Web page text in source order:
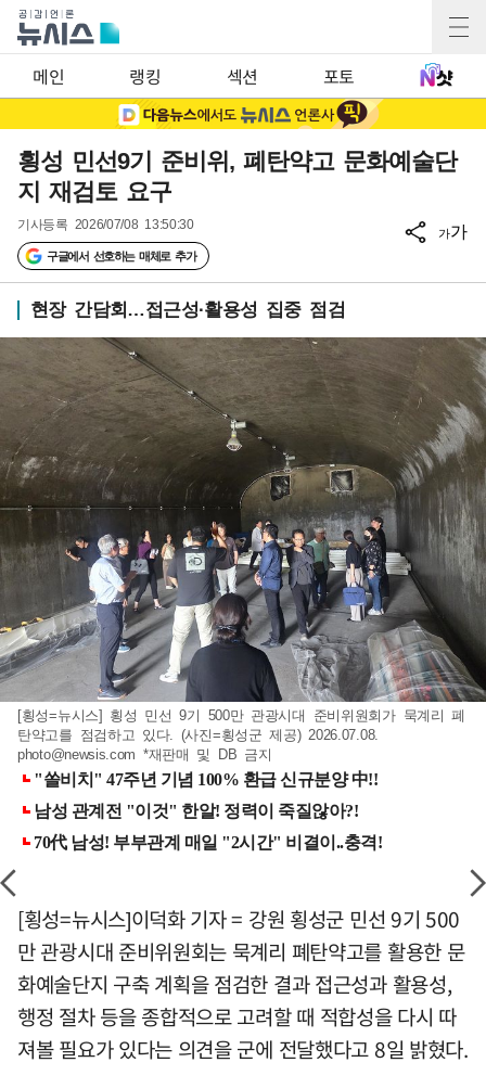
메인 랭킹 섹션 포토
횡성 민선9기 준비위, 폐탄약고 문화예술단
지 재검토 요구
기사등록 2026/07/08 13:50:30
구글에서 선호하는 매체로 추가
가가
현장 간담회…접근성·활용성 집중 점검
[횡성=뉴시스] 횡성 민선 9기 500만 관광시대 준비위원회가 묵계리 폐
탄약고를 점검하고 있다. (사진=횡성군 제공) 2026.07.08.
photo@newsis.com *재판매 및 DB 금지
[횡성=뉴시스]이덕화 기자 = 강원 횡성군 민선 9기 500
만 관광시대 준비위원회는 묵계리 폐탄약고를 활용한 문
화예술단지 구축 계획을 점검한 결과 접근성과 활용성,
행정 절차 등을 종합적으로 고려할 때 적합성을 다시 따
져볼 필요가 있다는 의견을 군에 전달했다고 8일 밝혔다.